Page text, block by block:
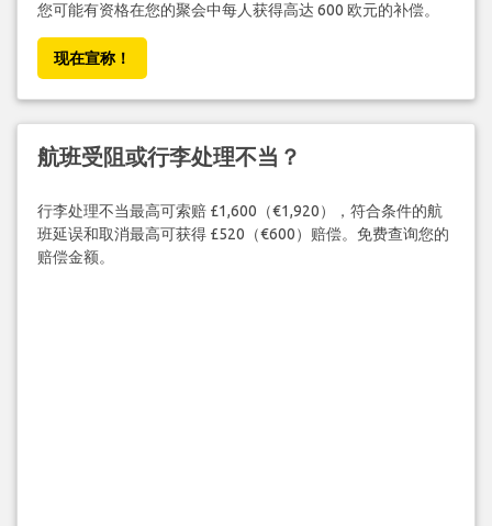
您可能有资格在您的聚会中每人获得高达 600 欧元的补偿。
现在宣称！
航班受阻或行李处理不当？
行李处理不当最高可索赔 £1,600（€1,920），符合条件的航
班延误和取消最高可获得 £520（€600）赔偿。免费查询您的
赔偿金额。